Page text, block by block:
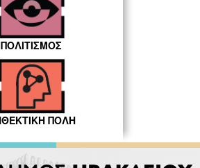
ΠΟΛΙΤΙΣΜΟΣ
ΠΟΛΗ